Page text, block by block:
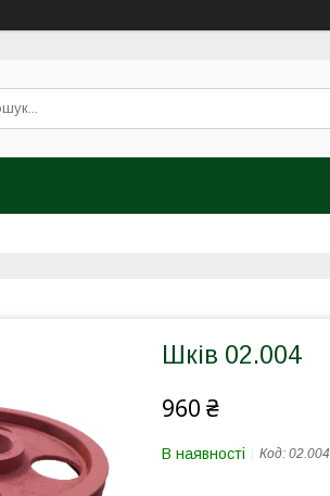
Шків 02.004
960 ₴
В наявності Код: 02.004